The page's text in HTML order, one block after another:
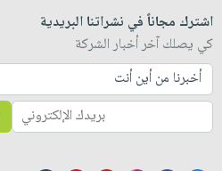
اشترك مجاناً في نشراتنا البريدية
كي يصلك آخر أخبار الشركة